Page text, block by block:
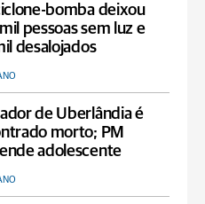
bomba deixou
pessoas sem luz e
desalojados
de Uberlândia é
morto; PM
adolescente